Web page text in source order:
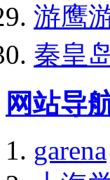
游鹰
秦皇
网站导
garena